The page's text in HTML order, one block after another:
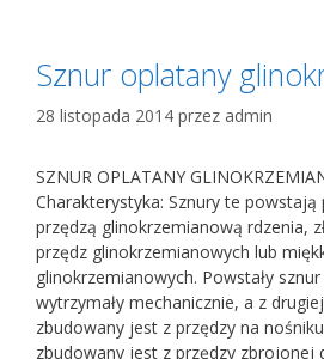
Sznur oplatany
28 listopada 2014 przez admin
SZNUR OPLATANY
Charakterystyka: Sznury te powstają
przędzą glinokrzemianową rdzenia,
przędz glinokrzemianowych lub
glinokrzemianowych. Powstały
wytrzymały mechanicznie, a z
zbudowany jest z przędzy na
zbudowany jest z przędzy zbrojonej